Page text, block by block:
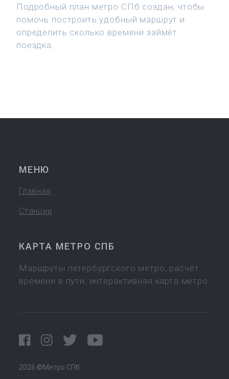
Подробный план метро СПб создан, чтобы
помочь построить удобный маршрут и
определить сколько времени займёт
поездка.
МЕНЮ
Главная
Станции
КАРТА МЕТРО СПБ
Маршруты петербургского метро, расчёт
времени в пути, интерактивная карта метро
2026 ©Метро СПб